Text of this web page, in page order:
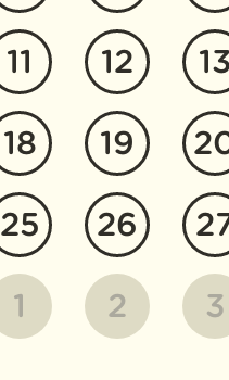
11 12
18 19
25 26
1 2 3